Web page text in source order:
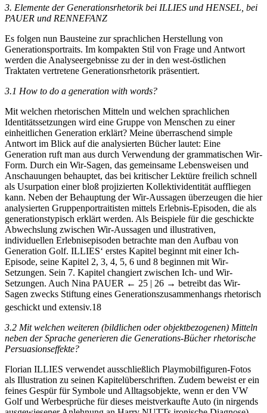
3. Elemente der Generationsrhetorik bei ILLIES und HENSEL , bei
PAUER und RENNEFANZ
Es folgen nun Bausteine zur sprachlichen Herstellung von
Generationsportraits. Im kompakten Stil von Frage und Antwort
werden die Analyseergebnisse zu der in den west-östlichen
Traktaten vertretene Generationsrhetorik präsentiert.
3.1 How to do a generation with words?
Mit welchen rhetorischen Mitteln und welchen sprachlichen
Identitätssetzungen wird eine Gruppe von Menschen zu einer
einheitlichen Generation erklärt? Meine überraschend simple
Antwort im Blick auf die analysierten Bücher lautet: Eine
Generation ruft man aus durch Verwendung der grammatischen Wir-
Form. Durch ein Wir-Sagen, das gemeinsame Lebensweisen und
Anschauungen behauptet, das bei kritischer Lektüre freilich schnell
als Usurpation einer bloß projizierten Kollektividentität auffliegen
kann. Neben der Behauptung der Wir-Aussagen überzeugen die hier
analysierten Gruppenportraitisten mittels Erlebnis-Episoden, die als
generationstypisch erklärt werden. Als Beispiele für die geschickte
Abwechslung zwischen Wir-Aussagen und illustrativen,
individuellen Erlebnisepisoden betrachte man den Aufbau von
Generation Golf. ILLIES‘ erstes Kapitel beginnt mit einer Ich-
Episode, seine Kapitel 2, 3, 4, 5, 6 und 8 beginnen mit Wir-
Setzungen. Sein 7. Kapitel changiert zwischen Ich- und Wir-
Setzungen. Auch Nina PAUER ← 25 | 26 → betreibt das Wir-
Sagen zwecks Stiftung eines Generationszusammenhangs rhetorisch
geschickt und extensiv.18
3.2 Mit welchen weiteren (bildlichen oder objektbezogenen) Mitteln
neben der Sprache generieren die Generations-Bücher rhetorische
Persuasionseffekte?
Florian ILLIES verwendet ausschließlich Playmobilfiguren-Fotos
als Illustration zu seinen Kapitelüberschriften. Zudem beweist er ein
feines Gespür für Symbole und Alltagsobjekte, wenn er den VW
Golf und Werbesprüche für dieses meistverkaufte Auto (in nirgends